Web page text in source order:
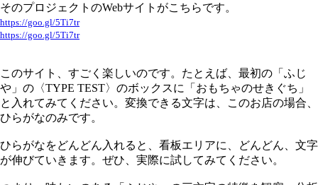
そのプロジェクトのWebサイトがこちらです。
https://goo.gl/5Ti7tr
https://goo.gl/5Ti7tr
このサイト、すごく楽しいのです。たとえば、最初の「ふじ
や」の〈TYPE TEST〉のボックスに「おもちゃのせきぐち」
と入れてみてください。変換できる文字は、このお店の場合、
ひらがなのみです。
ひらがなをどんどん入れると、看板エリアに、どんどん、文字
が伸びていきます。ぜひ、実際に試してみてください。